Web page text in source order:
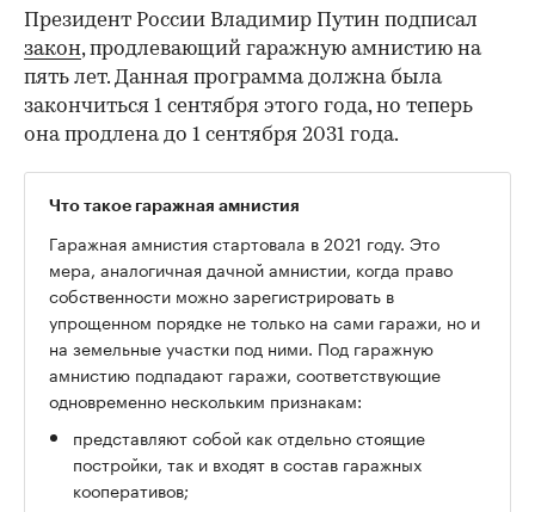
Президент России Владимир Путин подписал
закон, продлевающий гаражную амнистию на
пять лет. Данная программа должна была
закончиться 1 сентября этого года, но теперь
она продлена до 1 сентября 2031 года.
Что такое гаражная амнистия
Гаражная амнистия стартовала в 2021 году. Это
мера, аналогичная дачной амнистии, когда право
собственности можно зарегистрировать в
упрощенном порядке не только на сами гаражи, но и
на земельные участки под ними. Под гаражную
амнистию подпадают гаражи, соответствующие
одновременно нескольким признакам:
представляют собой как отдельно стоящие
постройки, так и входят в состав гаражных
кооперативов;